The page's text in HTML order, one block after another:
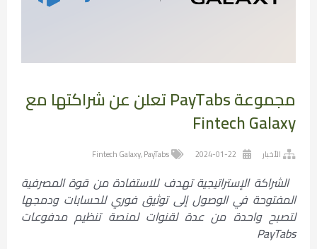
مجموعة PayTabs تعلن عن شراكتها مع
Fintech Galaxy
الأخبار 2024-01-22
Fintech Galaxy,PayTabs
الشراكة الإستراتيجية تهدف للاستفادة من قوة المصرفية
المفتوحة في الوصول إلى توثيق فوري للحسابات ودمجها
لتصبح واحدة من عدة لقنوات لمنصة تنظيم مدفوعات
PayTabs